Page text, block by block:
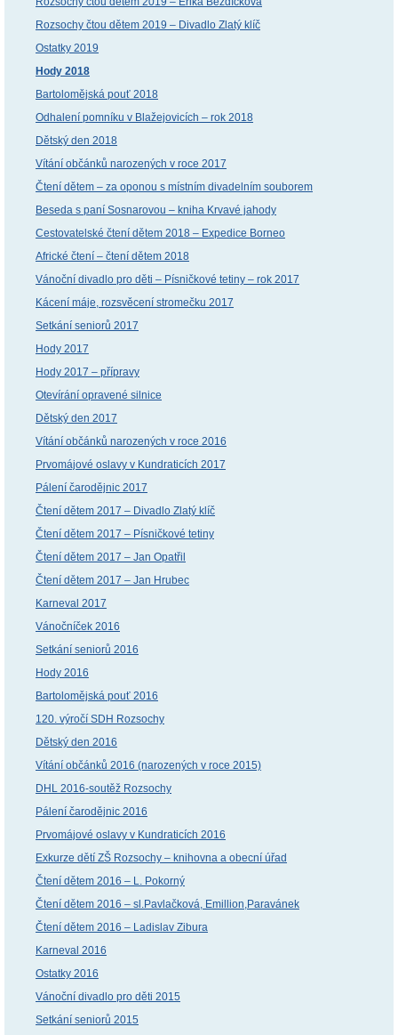
Rozsochy čtou dětem 2019 – Divadlo Zlatý klíč
Ostatky 2019
Hody 2018
Bartolomějská pouť 2018
Odhalení pomníku v Blažejovicích – rok 2018
Dětský den 2018
Vítání občánků narozených v roce 2017
Čtení dětem – za oponou s místním divadelním souborem
Beseda s paní Sosnarovou – kniha Krvavé jahody
Cestovatelské čtení dětem 2018 – Expedice Borneo
Africké čtení – čtení dětem 2018
Vánoční divadlo pro děti – Písničkové tetiny – rok 2017
Kácení máje, rozsvěcení stromečku 2017
Setkání seniorů 2017
Hody 2017
Hody 2017 – přípravy
Otevírání opravené silnice
Dětský den 2017
Vítání občánků narozených v roce 2016
Prvomájové oslavy v Kundraticích 2017
Pálení čarodějnic 2017
Čtení dětem 2017 – Divadlo Zlatý klíč
Čtení dětem 2017 – Písničkové tetiny
Čtení dětem 2017 – Jan Opatřil
Čtení dětem 2017 – Jan Hrubec
Karneval 2017
Vánočníček 2016
Setkání seniorů 2016
Hody 2016
Bartolomějská pouť 2016
120. výročí SDH Rozsochy
Dětský den 2016
Vítání občánků 2016 (narozených v roce 2015)
DHL 2016-soutěž Rozsochy
Pálení čarodějnic 2016
Prvomájové oslavy v Kundraticích 2016
Exkurze dětí ZŠ Rozsochy – knihovna a obecní úřad
Čtení dětem 2016 – L. Pokorný
Čtení dětem 2016 – sl.Pavlačková, Emillion,Paravánek
Čtení dětem 2016 – Ladislav Zibura
Karneval 2016
Ostatky 2016
Vánoční divadlo pro děti 2015
Setkání seniorů 2015